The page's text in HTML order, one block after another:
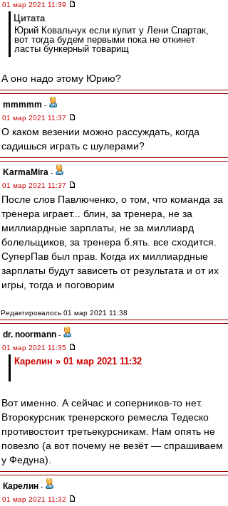
01 мар 2021 11:39
Цитата
Юрий Ковальчук если купит у Лени Спартак,
вот тогда будем первыми пока не откинет
ласты бункерный товарищ
А оно надо этому Юрию?
mmmmm -
01 мар 2021 11:37
О каком везении можно рассуждать, когда
садишься играть с шулерами?
KarmaMira -
01 мар 2021 11:37
После слов Павлюченко, о том, что команда за
тренера играет... блин, за тренера, не за
миллиардные зарплаты, не за миллиард
болельщиков, за тренера б.ять. все сходится.
СуперПав был прав. Когда их миллиардные
зарплаты будут зависеть от результата и от их
игры, тогда и поговорим
Редактировалось 01 мар 2021 11:38
dr. noormann -
01 мар 2021 11:35
Карелин » 01 мар 2021 11:32
Вот именно. А сейчас и соперников-то нет.
Второкурсник тренерского ремесла Тедеско
противостоит третьекурсникам. Нам опять не
повезло (а вот почему не везёт — спрашиваем
у Федуна).
Карелин -
01 мар 2021 11:32